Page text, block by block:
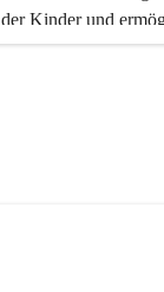
Kinder und
Geborgenheit,
stehen dabei an